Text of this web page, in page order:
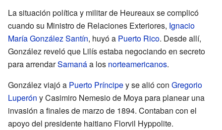
La situación política y militar de Heureaux se complicó
cuando su Ministro de Relaciones Exteriores, Ignacio
María González Santín, huyó a Puerto Rico. Desde allí,
González reveló que Lilís estaba negociando en secreto
para arrendarSamanáa los norteamericanos.
González viajó a Puerto Príncipey se alió con Gregorio
Luperón y Casimiro Nemesio de Moya para planear una
invasión a finales de marzo de 1894. Contaban con el
apoyo del presidente haitiano Florvil Hyppolite.